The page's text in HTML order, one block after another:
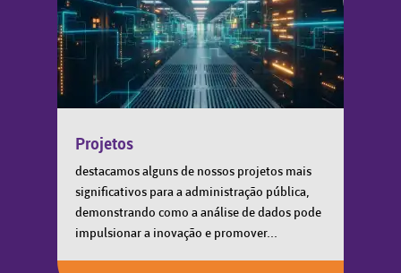
Projetos
destacamos alguns de nossos projetos mais
significativos para a administração pública,
demonstrando como a análise de dados pode
impulsionar a inovação e promover...